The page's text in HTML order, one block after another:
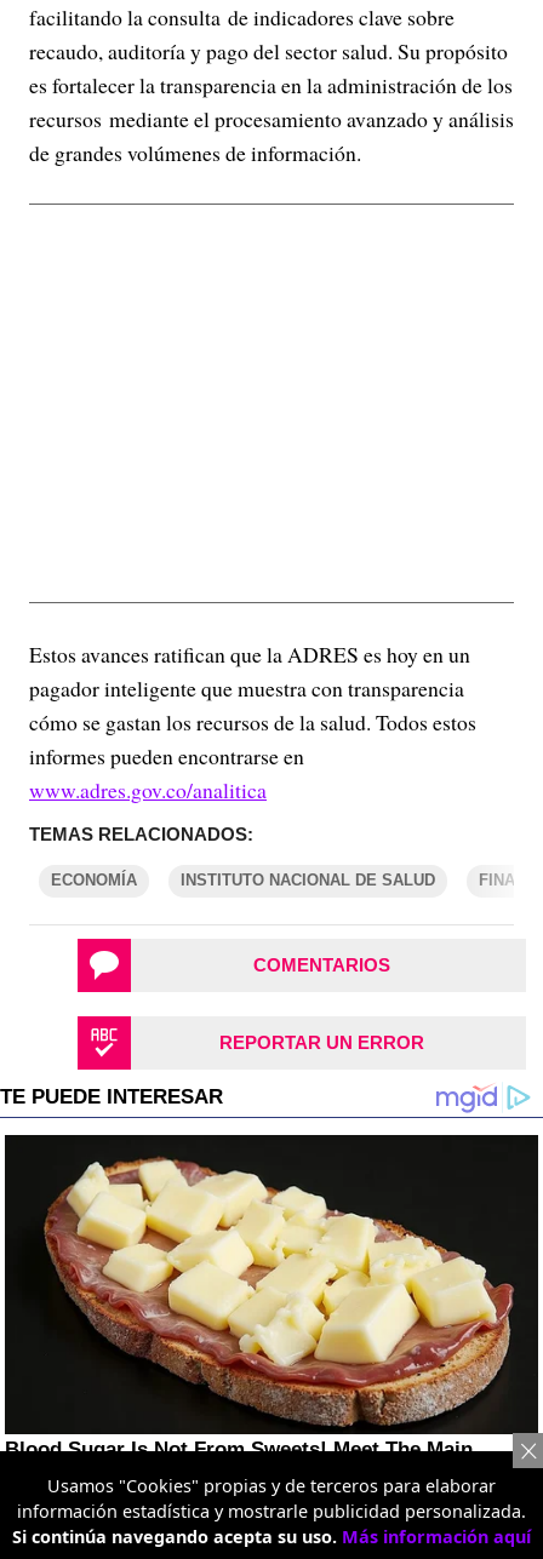
facilitando la consulta de indicadores clave sobre
recaudo, auditoría y pago del sector salud. Su propósito
es fortalecer la transparencia en la administración de los
recursos mediante el procesamiento avanzado y análisis
de grandes volúmenes de información.
Estos avances ratifican que la ADRES es hoy en un
pagador inteligente que muestra con transparencia
cómo se gastan los recursos de la salud. Todos estos
informes pueden encontrarse en
www.adres.gov.co/analitica
TEMAS RELACIONADOS:
ECONOMÍA INSTITUTO NACIONAL DE SALUD
COMENTARIOS
REPORTAR UN ERROR
Usamos "Cookies" propias y de terceros para elaborar
información estadística y mostrarle publicidad personalizada.
Si continúa navegando acepta su uso. Más información aquí